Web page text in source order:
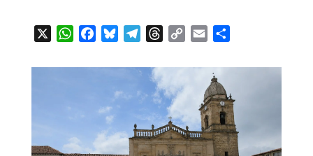
WhatsApp
FacebookBlueskyTelegramThreads
Copy Email